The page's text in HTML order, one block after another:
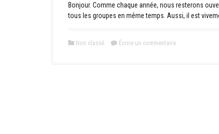
Bonjour. Comme chaque année, nous resterons
tous les groupes en même temps. Aussi, il est
Non classé Écrire un commentaire